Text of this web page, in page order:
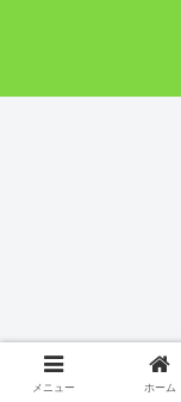
メニュー ホーム